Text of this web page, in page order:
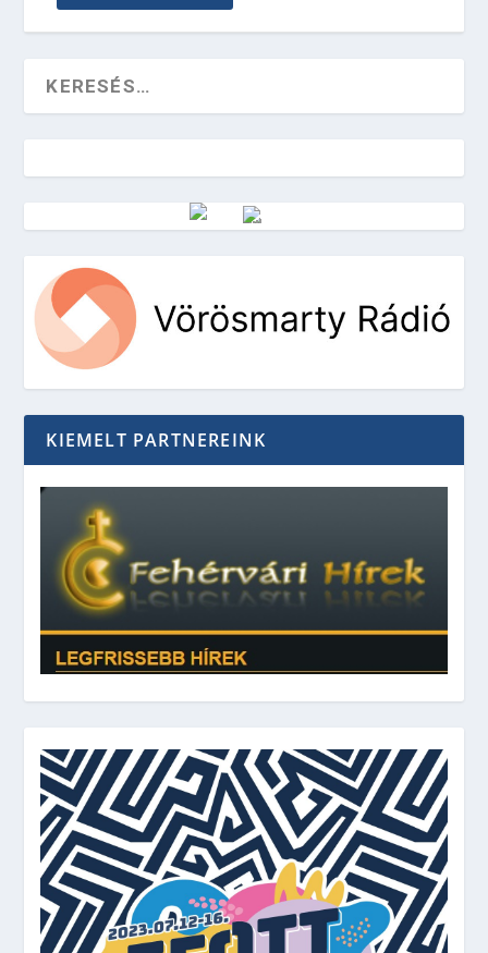
Vörösmarty Rádió
KIEMELT PARTNEREINK